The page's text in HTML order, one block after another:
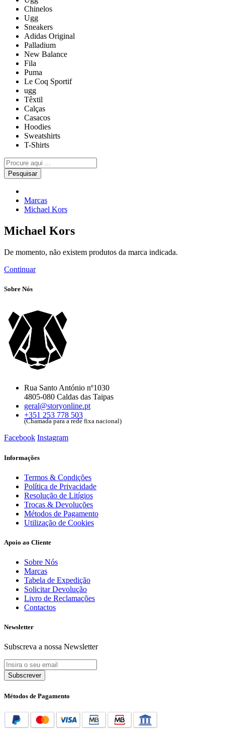
Chinelos
Ugg
Sneakers
Adidas Original
Palladium
New Balance
Fila
Puma
Le Coq Sportif
ugg
Têxtil
Calças
Casacos
Hoodies
Sweatshirts
T-Shirts
Pesquisar
Marcas
Michael Kors
Michael Kors
De momento, não existem produtos da marca indicada.
Continuar
Sobre Nós
Rua Santo António nº1030
4805-080 Caldas das Taipas
geral@storyonline.pt
+351 253 778 503
(Chamada para a rede fixa nacional)
Facebook Instagram
Informações
Termos & Condições
Política de Privacidade
Resolução de Litígios
Trocas & Devoluções
Métodos de Pagamento
Utilização de Cookies
Apoio ao Cliente
Sobre Nós
Marcas
Tabela de Expedição
Solicitar Devolução
Livro de Reclamações
Contactos
Newsletter
Subscreva a nossa Newsletter
Subscrever
Métodos de Pagamento